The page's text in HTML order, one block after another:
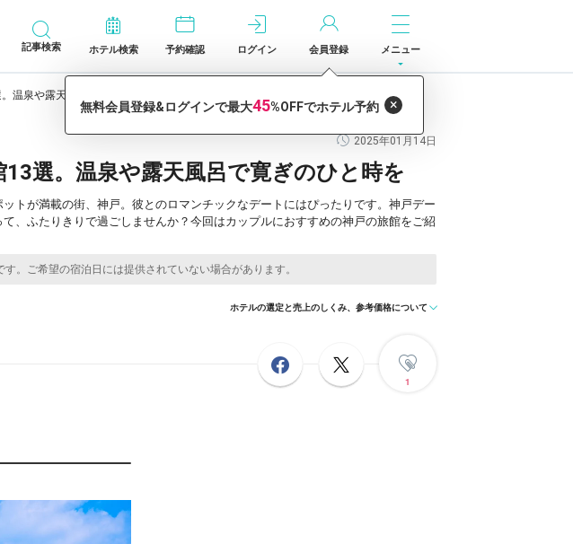
記事検索 ホテル検索 予約確認 ログイン 会員登録 メニュー
温泉や露天風呂で寛ぎのひと時を
2025年01月14日
選。温泉や露天風呂で寛ぎのひと時を
トが満載の街、神戸。彼とのロマンチックなデートにはぴったりです。神戸デー
、ふたりきりで過ごしませんか？今回はカップルにおすすめの神戸の旅館をご紹
ホテルの選定と売上のしくみ、参考価格について
1